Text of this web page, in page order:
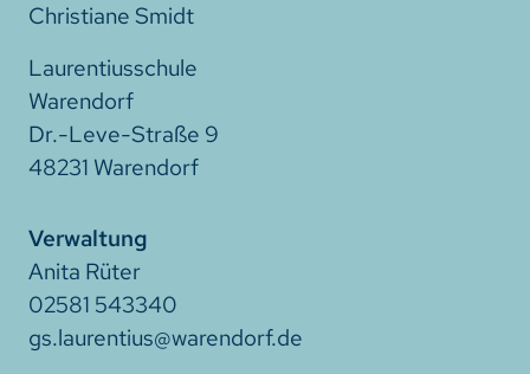
Christiane Smidt
Laurentiusschule
Warendorf
Dr.-Leve-Straße 9
48231 Warendorf
Verwaltung
Anita Rüter
02581 543340
gs.laurentius@warendorf.de